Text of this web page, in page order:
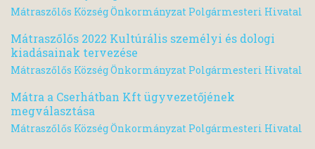
Mátraszőlős Község Önkormányzat Polgármesteri Hivatal
Mátraszőlős 2022 Kultúrális személyi és dologi
kiadásainak tervezése
Mátraszőlős Község Önkormányzat Polgármesteri Hivatal
Mátra a Cserhátban Kft ügyvezetőjének
megválasztása
Mátraszőlős Község Önkormányzat Polgármesteri Hivatal